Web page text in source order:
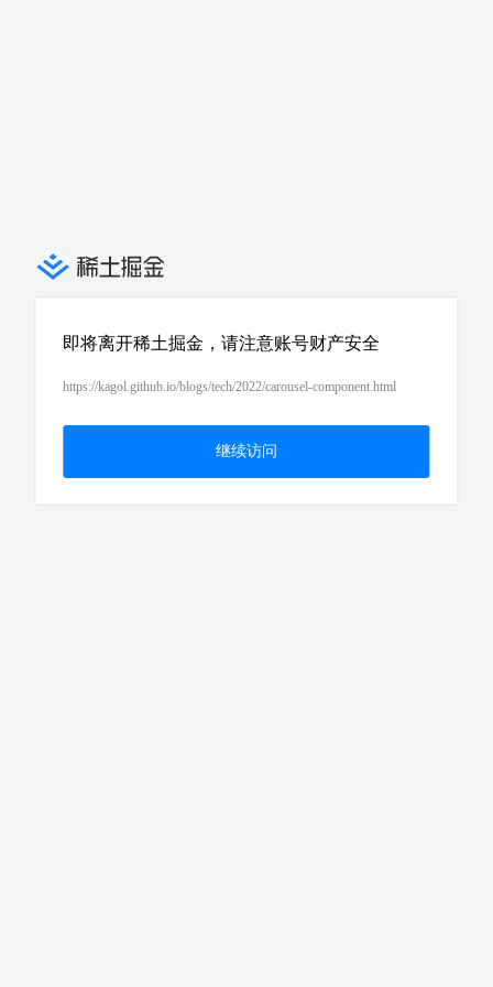
即将离开稀土掘金，请注意账号财产安全
https://kagol.github.io/blogs/tech/2022/carousel-component.html
继续访问